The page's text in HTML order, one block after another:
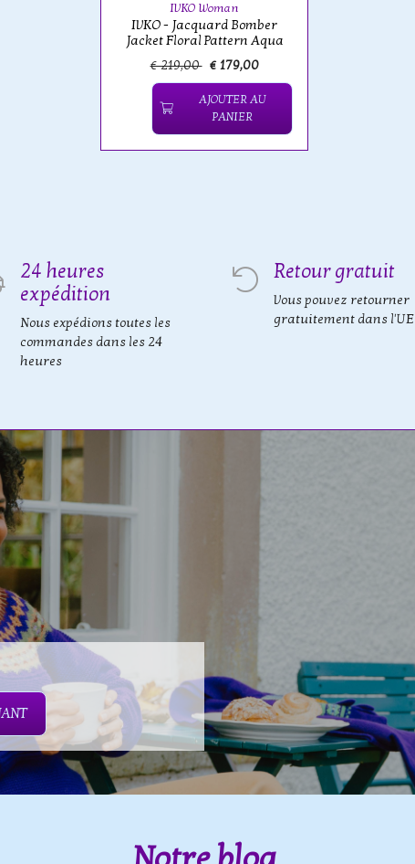
IVKO Woman
IVKO - Jacquard Bomber
Jacket Floral Pattern Aqua
€ 219,00 € 179,00
AJOUTER AU
PANIER
24 heures
expédition
Nous expédions toutes les
commandes dans les 24
heures
Retour gratuit
Vous pouvez retourner
gratuitement dans l'UE